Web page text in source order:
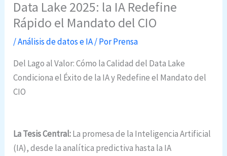
Data Lake 2025: la IA Redefine
Rápido el Mandato del CIO
/Análisis de datos e IA/ PorPrensa
Del Lago al Valor: Cómo la Calidad del Data Lake
Condiciona el Éxito de la IA y Redefine el Mandato del
CIO
La Tesis Central:La promesa de la Inteligencia Artificial
(IA), desde la analítica predictiva hasta la IA